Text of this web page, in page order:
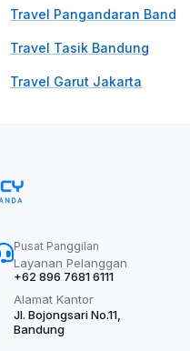
Travel Pangandaran
Travel Tasik Bandung
Travel Garut Jakarta
Pusat Panggilan
Layanan Pelanggan
+62 896 7681 6111
Alamat Kantor
Jl. Bojongsari No.11,
Bandung